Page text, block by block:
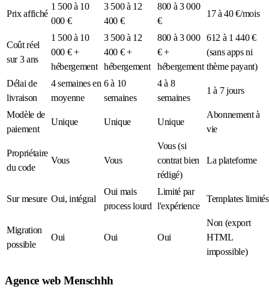
Prix affiché
1 500 à 10
000 €
3 500 à 12
400 €
800 à 3 000
€
17 à 40 €/mois
Coût réel
sur 3 ans
1 500 à 10
000 € +
hébergement
3 500 à 12
400 € +
hébergement
800 à 3 000
€ +
hébergement
612 à 1 440 €
(sans apps ni
thème payant)
Délai de
livraison
4 semaines en
moyenne
6 à 10
semaines
4 à 8
semaines
1 à 7 jours
Modèle de
paiement
Unique Unique Unique
Abonnement à
vie
Propriétaire
du code
Vous Vous
Vous (si
contrat bien
rédigé)
La plateforme
Sur mesure Oui, intégral
Oui mais
process lourd
Limité par
l'expérience
Templates limités
Migration
possible
Oui Oui Oui
Non (export
HTML
impossible)
Agence web Menschhh